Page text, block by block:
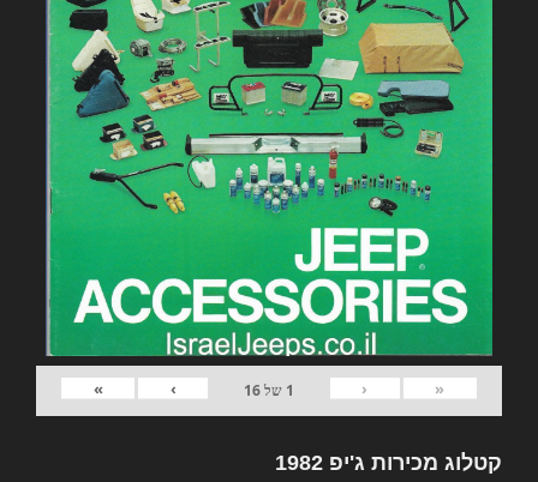
«
‹
1 של16
›
»
קטלוג מכירות ג'יפ 1982